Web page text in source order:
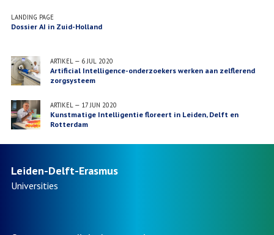
LANDING PAGE
Dossier AI in Zuid-Holland
ARTIKEL— 6 JUL 2020
Artificial Intelligence-onderzoekers werken aan zelflerend
zorgsysteem
ARTIKEL— 17 JUN 2020
Kunstmatige Intelligentie floreert in Leiden, Delft en
Rotterdam
Leiden-Delft-Erasmus
Universities